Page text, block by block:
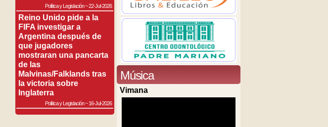
Política y Legislación~22-Jul-2026
Reino Unido pide a la
FIFA investigar a
Argentina después de
que jugadores
mostraran una pancarta
de las
Malvinas/Falklands tras
la victoria sobre
Inglaterra
Política y Legislación~16-Jul-2026
Música
Vimana